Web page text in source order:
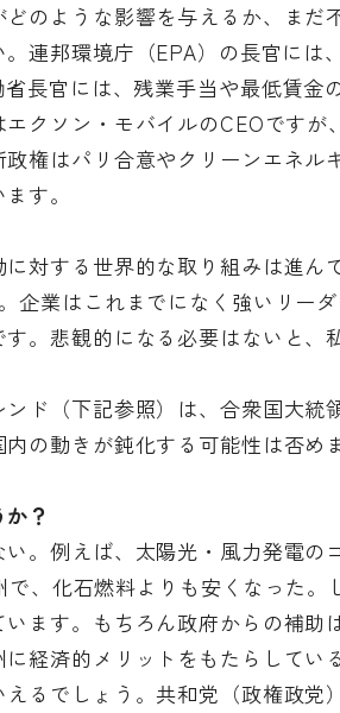
のような影響を与えるか、まだ
連邦環境庁（EPA）の長官には、
長官には、残業手当や最低賃金
クソン・モバイルのCEOですが、
政権はパリ合意やクリーンエネル
す。
対する世界的な取り組みは進ん
。企業はこれまでになく強いリー
す。悲観的になる必要はないと、
ド（下記参照）は、合衆国大統
の動きが鈍化する可能性は否め
？
。例えば、太陽光・風力発電の
で、化石燃料よりも安くなった。
ます。もちろん政府からの補助
経済的メリットをもたらしてい
るでしょう。共和党（政権政党